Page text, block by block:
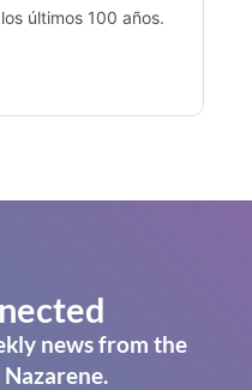
últimos 100 años.
news from the